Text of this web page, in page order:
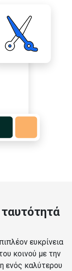
ευκρίνεια
κοινού με την
ενός καλύτερου